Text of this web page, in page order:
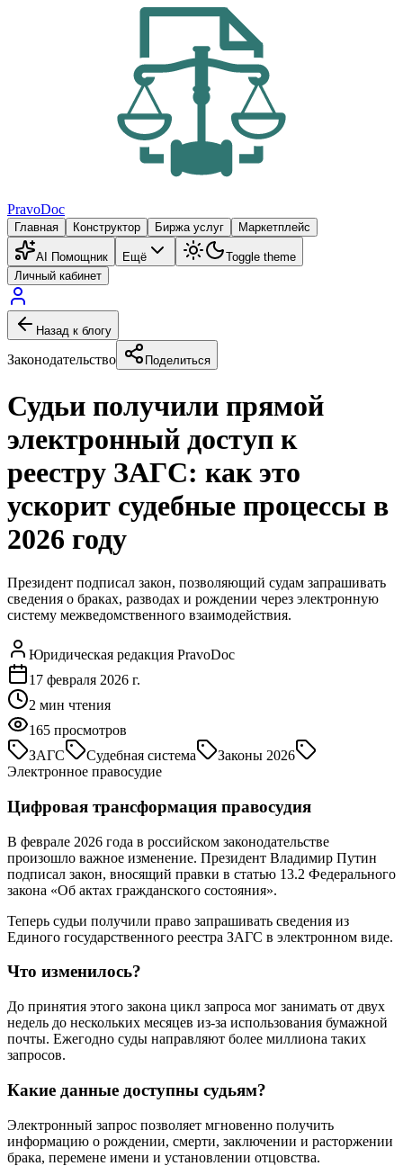
PravoDoc
Главная Конструктор Биржа услуг Маркетплейс
AI Помощник Ещё
Toggle theme
Личный кабинет
Назад к блогу
Законодательство Поделиться
Судьи получили прямой
электронный доступ к
реестру ЗАГС: как это
ускорит судебные процессы в
2026 году
Президент подписал закон, позволяющий судам запрашивать
сведения о браках, разводах и рождении через электронную
систему межведомственного взаимодействия.
Юридическая редакция PravoDoc
17 февраля 2026 г.
2 мин чтения
165 просмотров
ЗАГС
Судебная система
Законы 2026
Электронное правосудие
Цифровая трансформация правосудия
В феврале 2026 года в российском законодательстве
произошло важное изменение. Президент Владимир Путин
подписал закон, вносящий правки в статью 13.2 Федерального
закона «Об актах гражданского состояния».
Теперь судьи получили право запрашивать сведения из
Единого государственного реестра ЗАГС в электронном виде.
Что изменилось?
До принятия этого закона цикл запроса мог занимать от двух
недель до нескольких месяцев из-за использования бумажной
почты. Ежегодно суды направляют более миллиона таких
запросов.
Какие данные доступны судьям?
Электронный запрос позволяет мгновенно получить
информацию о рождении, смерти, заключении и расторжении
брака, перемене имени и установлении отцовства.